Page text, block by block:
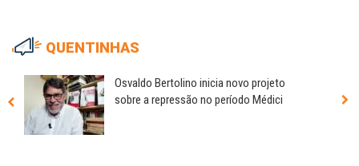
QUENTINHAS
Osvaldo Bertolino inicia novo projeto
sobre a repressão no período Médici